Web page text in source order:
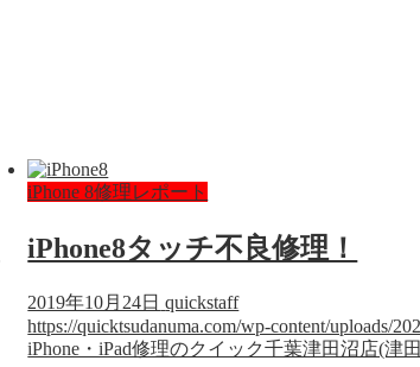
iPhone 8修理レポート
iPhone8タッチ不良修理！
2019年10月24日 quickstaff
https://quicktsudanuma.com/wp-content/uploads/
iPhone・iPad修理のクイック千葉津田沼店(津